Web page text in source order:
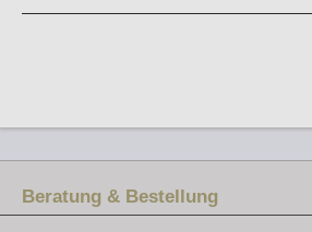
Beratung & Bestellung